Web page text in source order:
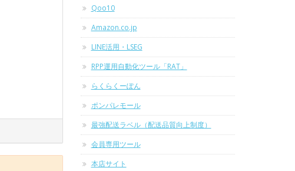
Qoo10
Amazon.co.jp
LINE活用・LSEG
RPP運用自動化ツール「RAT」
らくらくーぽん
ポンパレモール
最強配送ラベル（配送品質向上制度）
会員専用ツール
本店サイト